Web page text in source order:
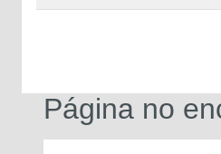
Página no